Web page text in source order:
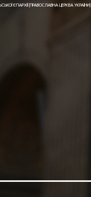
ЄПАРХІЇ (ПРАВОСЛАВНА ЦЕРКВА УКРАЇНИ)